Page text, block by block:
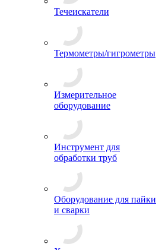
Течеискатели
Термометры/гигрометры
Измерительное
оборудование
Инструмент для
обработки труб
Оборудование для пайки
и сварки